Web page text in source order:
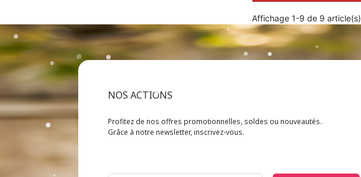
Affichage 1-9 de 9 article(s)
NOS ACTIONS
Profitez de nos offres promotionnelles, soldes ou nouveautés.
Grâce à notre newsletter, inscrivez-vous.